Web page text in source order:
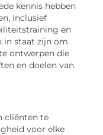
kennis hebben
inclusief
en
in staat zijn om
ontwerpen die
en doelen van
cliënten te
voor elke